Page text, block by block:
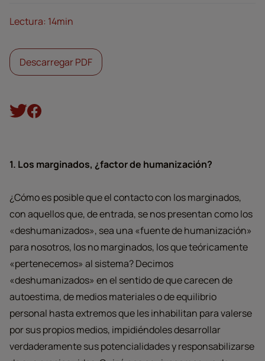
1. Los marginados, ¿factor de humanización?
¿Cómo es posible que el contacto con los marginados,
con aquellos que, de entrada, se nos presentan como los
«deshumanizados», sea una «fuente de humanización»
para nosotros, los no marginados, los que teóricamente
«pertenecemos» al sistema? Decimos
«deshumanizados» en el sentido de que carecen de
autoestima, de medios materiales o de equilibrio
personal hasta extremos que les inhabilitan para valerse
por sus propios medios, impidiéndoles desarrollar
verdaderamente sus potencialidades y responsabilizarse
Lectura: 14min
Descarregar PDF